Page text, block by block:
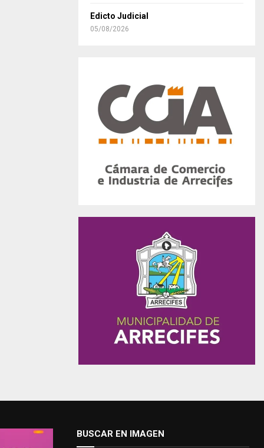
Edicto Judicial
05/08/2026
BUSCAR EN IMAGEN